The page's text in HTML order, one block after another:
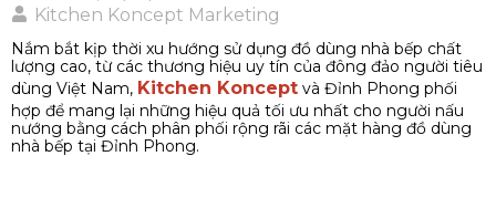
Kitchen Koncept Marketing
Nắm bắt kịp thời xu hướng sử dụng đồ dùng nhà bếp chất
lượng cao, từ các thương hiệu uy tín của đông đảo người tiêu
dùng Việt Nam, Kitchen Koncept và Đỉnh Phong phối
hợp để mang lại những hiệu quả tối ưu nhất cho người nấu
nướng bằng cách phân phối rộng rãi các mặt hàng đồ dùng
nhà bếp tại Đỉnh Phong.